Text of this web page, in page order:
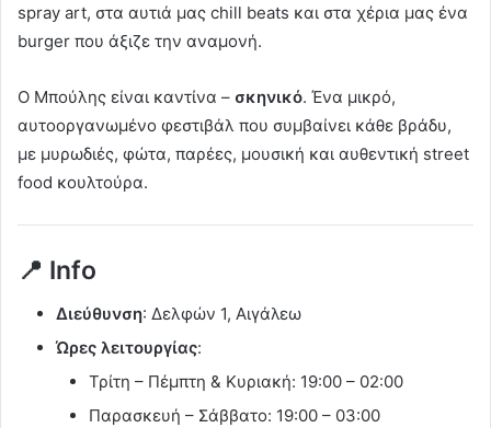
spray art, στα αυτιά μας chill beats και στα χέρια μας ένα
burger που άξιζε την αναμονή.
Ο Μπούλης είναι καντίνα – σκηνικό. Ένα μικρό,
αυτοοργανωμένο φεστιβάλ που συμβαίνει κάθε βράδυ,
με μυρωδιές, φώτα, παρέες, μουσική και αυθεντική street
food κουλτούρα.
📍 Info
Διεύθυνση: Δελφών 1, Αιγάλεω
Ώρες λειτουργίας:
Τρίτη – Πέμπτη & Κυριακή: 19:00 – 02:00
Παρασκευή – Σάββατο: 19:00 – 03:00